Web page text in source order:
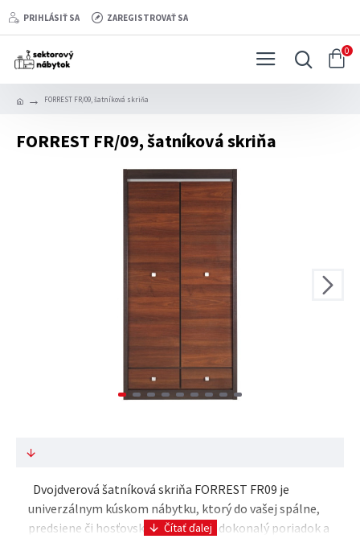
PRIHLÁSIŤ SA ZAREGISTROVAŤ SA
0
FORREST FR/09, šatníková skriňa
FORREST FR/09, šatníková skriňa
Dvojdverová šatníková skriňa FORREST FR09 je
univerzálnym kúskom nábytku, ktorý do vašej spálne,
predsiene či hosťovskej izby vnesie dokonalý poriadok a